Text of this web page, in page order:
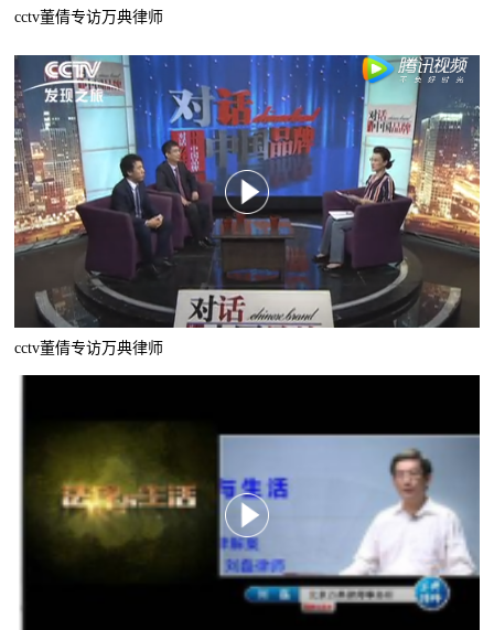
cctv董倩专访万典律师
cctv董倩专访万典律师